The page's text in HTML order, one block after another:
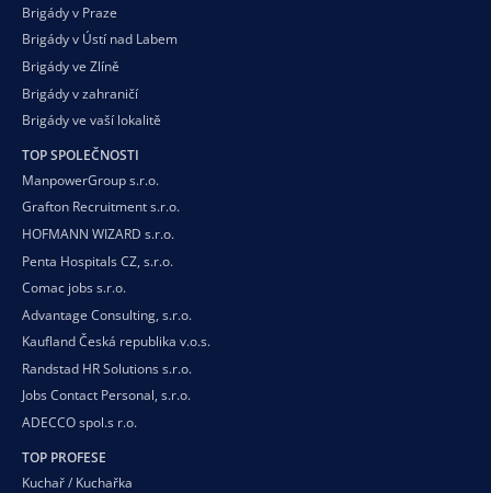
Brigády v Praze
Brigády v Ústí nad Labem
Brigády ve Zlíně
Brigády v zahraničí
Brigády ve vaší lokalitě
TOP SPOLEČNOSTI
ManpowerGroup s.r.o.
Grafton Recruitment s.r.o.
HOFMANN WIZARD s.r.o.
Penta Hospitals CZ, s.r.o.
Comac jobs s.r.o.
Advantage Consulting, s.r.o.
Kaufland Česká republika v.o.s.
Randstad HR Solutions s.r.o.
Jobs Contact Personal, s.r.o.
ADECCO spol.s r.o.
TOP PROFESE
Kuchař / Kuchařka